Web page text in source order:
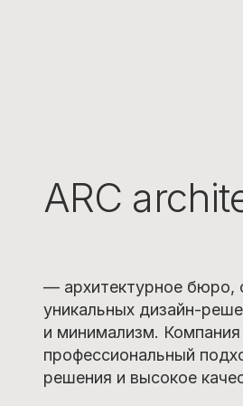
ARC
— архитектурное бюро,
уникальных дизайн-
и минимализм.
профессиональный
решения и высокое